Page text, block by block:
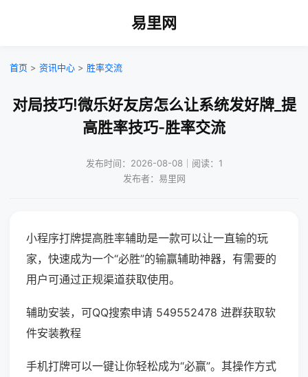
易里网
首页 > 资讯中心 > 胜率交流
对局技巧!微乐好友房怎么让系统发好牌_提
高胜率技巧-胜率交流
发布时间：2026-08-08｜阅读：1
发布者：易里网
小程序打牌提高胜率辅助是一款可以让一直输的玩
家，快速成为一个“必胜”的输赢辅助神器，有需要的
用户可通过正规渠道获取使用。
辅助安装，可QQ搜索申请 549552478 进群获取软
件安装教程
手机打牌可以一键让你轻松成为“必赢”。其操作方式